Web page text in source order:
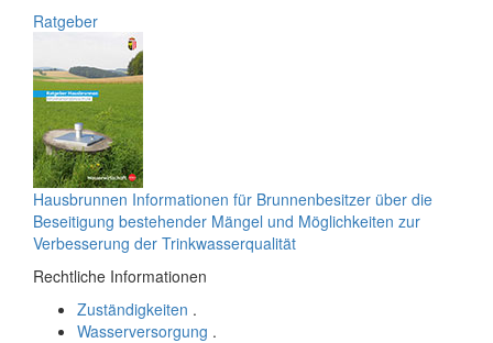
Ratgeber
Hausbrunnen Informationen für Brunnenbesitzer über die
Beseitigung bestehender Mängel und Möglichkeiten zur
Verbesserung der Trinkwasserqualität
Rechtliche Informationen
Zuständigkeiten .
Wasserversorgung .